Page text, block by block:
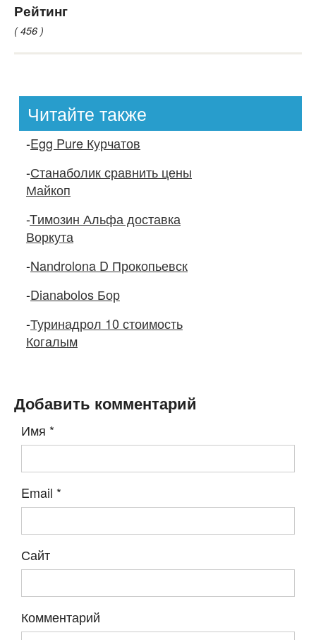
Рейтинг
( 456 )
Читайте также
-Egg Pure Курчатов
-Станаболик сравнить цены
Майкоп
-Tимозин Альфа доставка
Воркута
-Nandrolona D Прокопьевск
-Dianabolos Бор
-Туринадрол 10 стоимость
Когалым
Добавить комментарий
Имя *
Email *
Сайт
Комментарий